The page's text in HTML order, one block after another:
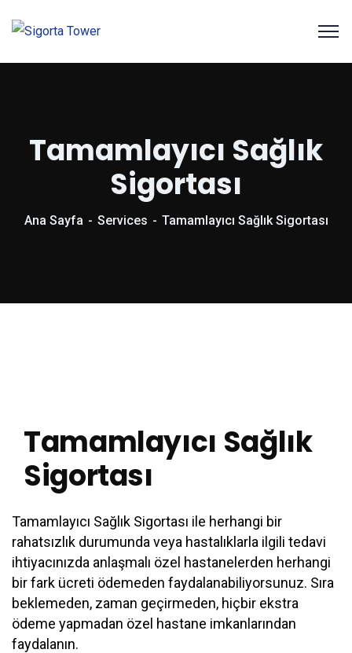
Tamamlayıcı Sağlık
Sigortası
Ana Sayfa Services Tamamlayıcı Sağlık Sigortası
Tamamlayıcı Sağlık
Sigortası
Tamamlayıcı Sağlık Sigortası ile herhangi bir
rahatsızlık durumunda veya hastalıklarla ilgili tedavi
ihtiyacınızda anlaşmalı özel hastanelerden herhangi
bir fark ücreti ödemeden faydalanabiliyorsunuz. Sıra
beklemeden, zaman geçirmeden, hiçbir ekstra
ödeme yapmadan özel hastane imkanlarından
faydalanın.